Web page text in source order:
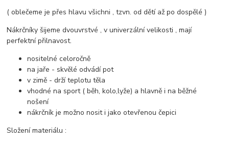
( oblečeme je přes hlavu všichni , tzvn. od dětí až po dospělé )
Nákrčníky šijeme dvouvrstvé , v univerzální velikosti , mají
perfektní přilnavost.
nositelné celoročně
na jaře - skvělé odvádí pot
v zimě - drží teplotu těla
vhodné na sport ( běh, kolo,lyže) a hlavně i na běžné
nošení
nákrčník je možno nosit i jako otevřenou čepici
Složení materiálu :